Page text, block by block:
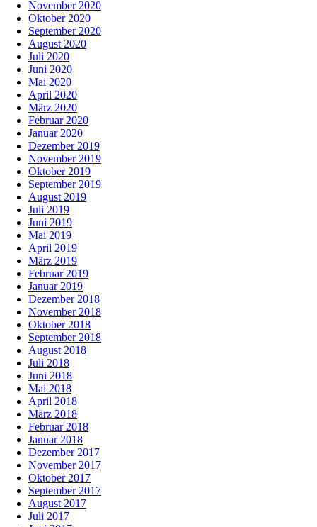
November 2020
Oktober 2020
September 2020
August 2020
Juli 2020
Juni 2020
Mai 2020
April 2020
März 2020
Februar 2020
Januar 2020
Dezember 2019
November 2019
Oktober 2019
September 2019
August 2019
Juli 2019
Juni 2019
Mai 2019
April 2019
März 2019
Februar 2019
Januar 2019
Dezember 2018
November 2018
Oktober 2018
September 2018
August 2018
Juli 2018
Juni 2018
Mai 2018
April 2018
März 2018
Februar 2018
Januar 2018
Dezember 2017
November 2017
Oktober 2017
September 2017
August 2017
Juli 2017